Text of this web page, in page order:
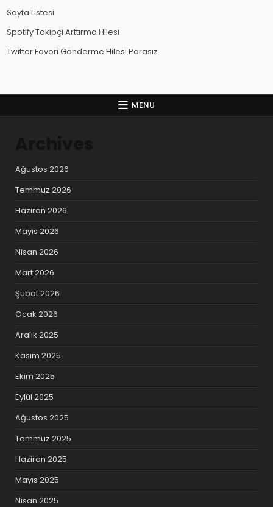
Sayfa Listesi
Spotify Takipçi Arttırma Hilesi
Twitter Favori Gönderme Hilesi Parasız
MENU
Ağustos 2026
Temmuz 2026
Haziran 2026
Mayıs 2026
Nisan 2026
Mart 2026
Şubat 2026
Ocak 2026
Aralık 2025
Kasım 2025
Ekim 2025
Eylül 2025
Ağustos 2025
Temmuz 2025
Haziran 2025
Mayıs 2025
Nisan 2025